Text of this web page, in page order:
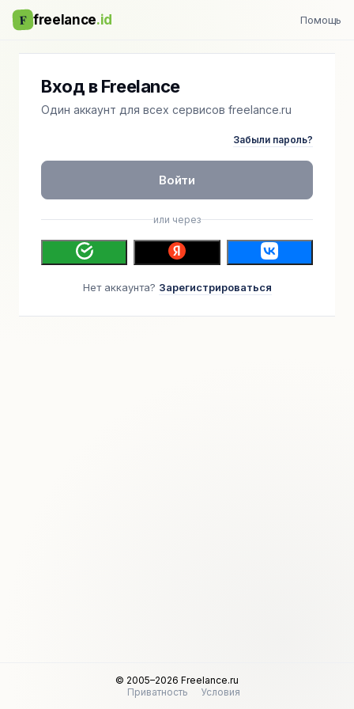
F freelance.id Помощь
Вход в Freelance
Один аккаунт для всех сервисов freelance.ru
Забыли пароль?
Войти
или через
Нет аккаунта? Зарегистрироваться
© 2005–2026 Freelance.ru
Приватность
Условия